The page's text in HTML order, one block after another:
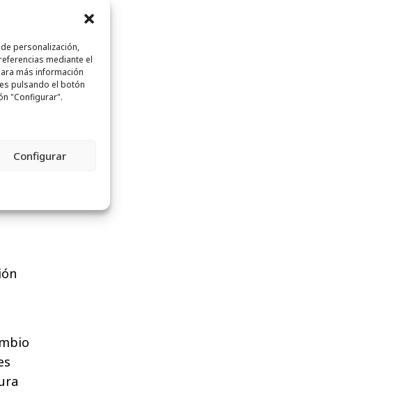
personalización,
mediante el
más información
pulsando el botón
"Configurar".
Configurar
es
de